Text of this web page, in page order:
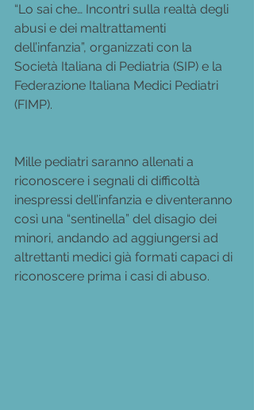
“Lo sai che… Incontri sulla realtà degli
abusi e dei maltrattamenti
dell’infanzia”, organizzati con la
Società Italiana di Pediatria (SIP) e la
Federazione Italiana Medici Pediatri
(FIMP).
Mille pediatri saranno allenati a
riconoscere i segnali di difficoltà
inespressi dell’infanzia e diventeranno
così una “sentinella” del disagio dei
minori, andando ad aggiungersi ad
altrettanti medici già formati capaci di
riconoscere prima i casi di abuso.